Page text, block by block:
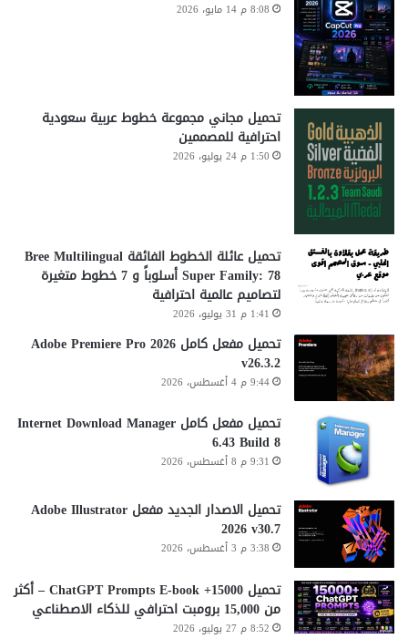
8:08 م 14 مايو، 2026
تحميل مجاني مجموعة خطوط عربية سعودية
احترافية للمصممين
1:50 م 24 يوليو، 2026
تحميل عائلة الخطوط الفائقة Bree Multilingual
Super Family: 78 أسلوباً و 7 خطوط متغيرة
لتصاميم عالمية احترافية
1:41 م 31 يوليو، 2026
تحميل مفعل كامل Adobe Premiere Pro 2026
v26.3.2
9:44 م 4 أغسطس، 2026
تحميل مفعل كامل Internet Download Manager
6.43 Build 8
9:31 م 8 أغسطس، 2026
تحميل الاصدار الجديد مفعل Adobe Illustrator
2026 v30.7
3:38 م 3 أغسطس، 2026
تحميل 15000+ ChatGPT Prompts E-book – أكثر
من 15,000 برومبت احترافي للذكاء الاصطناعي
8:52 م 27 يوليو، 2026